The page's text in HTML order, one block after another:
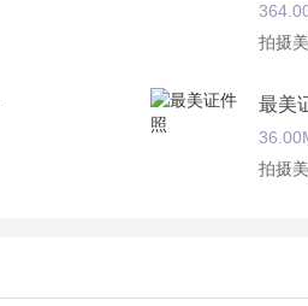
拍摄
最美
拍摄
拍摄